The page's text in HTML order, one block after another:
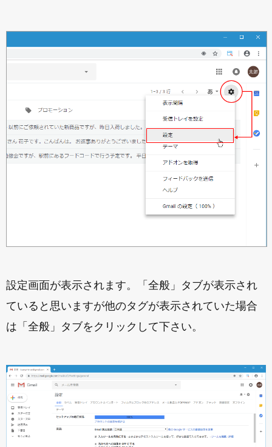
設定画面が表示されます。「全般」タブが表示され
ていると思いますが他のタグが表示されていた場合
は「全般」タブをクリックして下さい。